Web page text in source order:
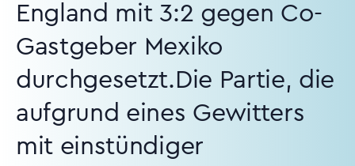
England mit 3:2 gegen Co-
Gastgeber Mexiko
durchgesetzt.Die Partie, die
aufgrund eines Gewitters
mit einstündiger